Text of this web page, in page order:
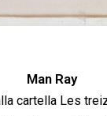
Man Ray
cartella Les